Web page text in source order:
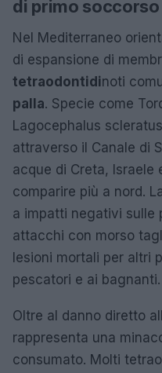
di primo soccorso
Nel Mediterraneo
di espansione di
tetraodontidinoti
palla. Specie come
Lagocephalus
attraverso il Canale di
acque di Creta, Israele
comparire più a nord.
a impatti negativi sulle
attacchi con morso
lesioni mortali per altri
pescatori e ai bagnanti.
Oltre al danno diretto
rappresenta una
consumato. Molti